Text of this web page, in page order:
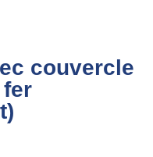
couvercle
fer